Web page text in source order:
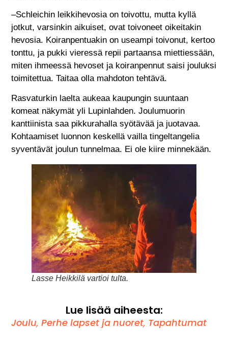
–Schleichin leikkihevosia on toivottu, mutta kyllä
jotkut, varsinkin aikuiset, ovat toivoneet oikeitakin
hevosia. Koiranpentuakin on useampi toivonut, kertoo
tonttu, ja pukki vieressä repii partaansa miettiessään,
miten ihmeessä hevoset ja koiranpennut saisi jouluksi
toimitettua. Taitaa olla mahdoton tehtävä.
Rasvaturkin laelta aukeaa kaupungin suuntaan
komeat näkymät yli Lupinlahden. Joulumuorin
kanttiinista saa pikkurahalla syötävää ja juotavaa.
Kohtaamiset luonnon keskellä vailla tingeltangelia
syventävät joulun tunnelmaa. Ei ole kiire minnekään.
Lasse Heikkilä vartioi tulta.
Lue lisää aiheesta:
Joulu,Perhe lapset ja nuoret, Tapahtumat